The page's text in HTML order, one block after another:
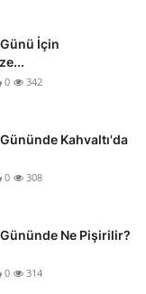
İçin
0 342
Kahvaltı'da
0 308
Ne Pişirilir?
0 314